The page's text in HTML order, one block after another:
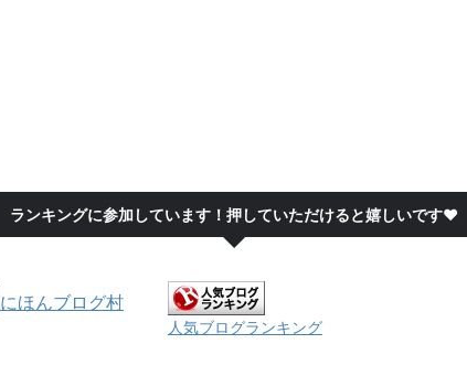
ランキングに参加しています！押していただけると嬉しいです❤
にほんブログ村
人気ブログランキング